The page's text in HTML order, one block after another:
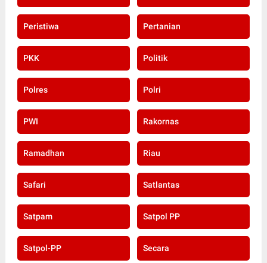
Peristiwa Pertanian
PKK Politik
Polres Polri
PWI Rakornas
Ramadhan Riau
Safari Satlantas
Satpam Satpol PP
Satpol-PP Secara